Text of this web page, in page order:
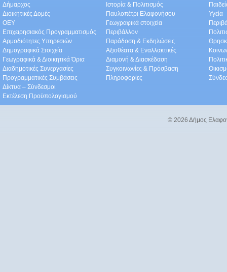
Δήμαρχος
Διοικητικές Δομές
ΟEΥ
Επιχειρησιακός Προγραμματισμός
Αρμοδιότητες Υπηρεσιών
Δημογραφικά Στοιχεία
Γεωγραφικά & Διοικητικά Όρια
Διαδημοτικές Συνεργασίες
Προγραμματικές Συμβάσεις
Δίκτυα – Σύνδεσμοι
Εκτέλεση Προϋπολογισμού
Ιστορία & Πολιτισμός
Παυλοπέτρι Ελαφονήσου
Γεωγραφικά στοιχεία
Περιβάλλον
Παράδοση & Εκδηλώσεις
Αξιοθέατα & Eναλλακτικές
Διαμονή & Διασκέδαση
Συγκοινωνίες & Πρόσβαση
Πληροφορίες
Υγεία
© 2026 Δήμος